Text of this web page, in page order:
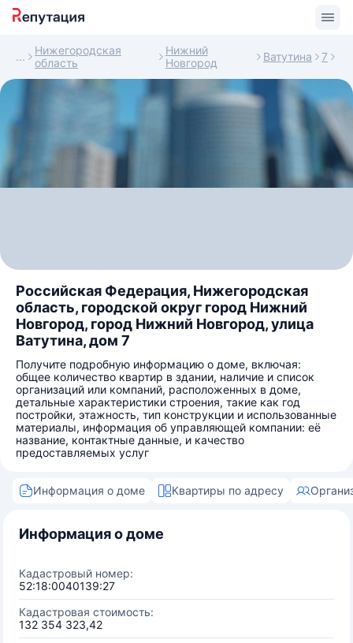
Нижегородская
область
Нижний
Новгород
Ватутина 7
Российская Федерация, Нижегородская
область, городской округ город Нижний
Новгород, город Нижний Новгород, улица
Ватутина, дом 7
Получите подробную информацию о доме, включая:
общее количество квартир в здании, наличие и список
организаций или компаний, расположенных в доме,
детальные характеристики строения, такие как год
постройки, этажность, тип конструкции и использованные
материалы, информация об управляющей компании: её
название, контактные данные, и качество
предоставляемых услуг
Информация о доме Квартиры по адресу
Информация о доме
Кадастровый номер:
52:18:0040139:27
Кадастровая стоимость:
132 354 323,42